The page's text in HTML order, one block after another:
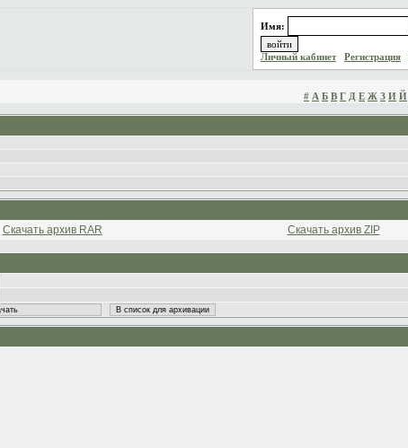
Имя:
Личный кабинет Регистрация
# А Б В Г Д Е Ж З И Й
Скачать архив RAR Скачать архив ZIP